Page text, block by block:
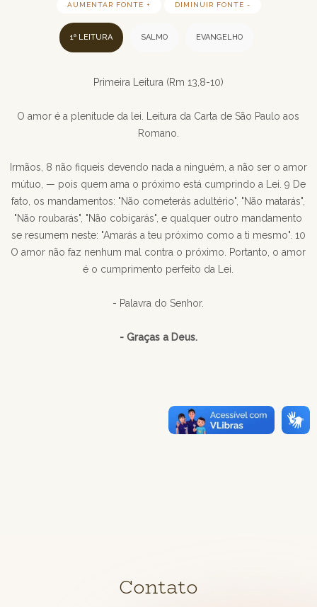
AUMENTAR FONTE + DIMINUIR FONTE -
1ª LEITURA SALMO EVANGELHO
Primeira Leitura (Rm 13,8-10)
O amor é a plenitude da lei. Leitura da Carta de São Paulo aos
Romano.
Irmãos, 8 não fiqueis devendo nada a ninguém, a não ser o amor
mútuo, — pois quem ama o próximo está cumprindo a Lei. 9 De
fato, os mandamentos: "Não cometerás adultério", "Não matarás",
"Não roubarás", "Não cobiçarás", e qualquer outro mandamento
se resumem neste: "Amarás a teu próximo como a ti mesmo". 10
O amor não faz nenhum mal contra o próximo. Portanto, o amor
é o cumprimento perfeito da Lei.
- Palavra do Senhor.
- Graças a Deus.
Contato